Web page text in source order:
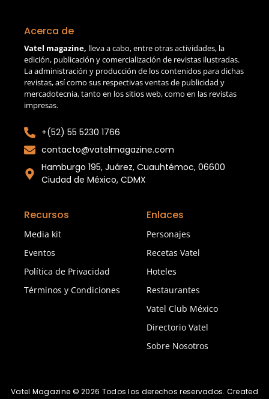
Acerca de
Vatel magazine, lleva a cabo, entre otras actividades, la
edición, publicación y comercialización de revistas ilustradas.
La administración y producción de los contenidos para dichas
revistas, así como sus respectivas ventas de publicidad y
mercadotecnia, tanto en los sitios web, como en las revistas
impresas.
+(52) 55 5230 1766
contacto@vatelmagazine.com
Hamburgo 195, Juárez, Cuauhtémoc, 06600
Ciudad de México, CDMX
Recursos
Media kit
Eventos
Política de Privacidad
Términos y Condiciones
Enlaces
Personajes
Recetas Vatel
Hoteles
Restaurantes
Vatel Club México
Directorio Vatel
Sobre Nosotros
Vatel Magazine © 2026 Todos los derechos reservados. Created